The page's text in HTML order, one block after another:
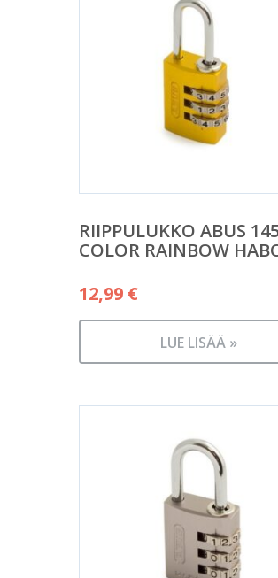
RIIPPULUKKO ABUS
COLOR RAINBOW
12,99 €
LUE LISÄÄ »